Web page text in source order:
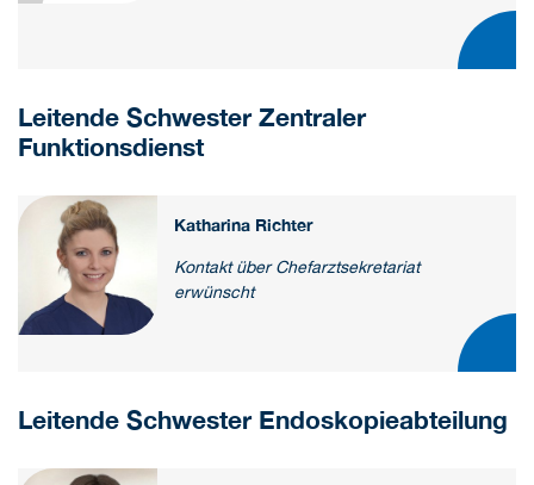
Leitende Schwester Zentraler
Funktionsdienst
Katharina Richter
Kontakt über Chefarztsekretariat
erwünscht
Leitende Schwester Endoskopieabteilung